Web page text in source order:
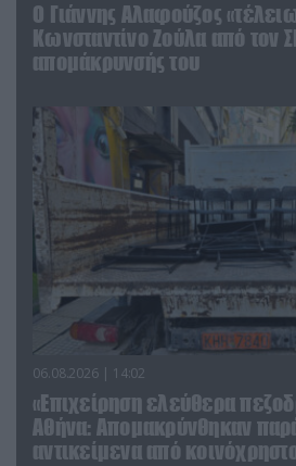
Ο Γιάννης Αλαφούζος
Κωνσταντίνο Ζούλα από τον
απομάκρυνσής του
06.08.2026 | 14:02
«Επιχείρηση ελεύθερα
Αθήνα: Απομακρύνθηκαν
αντικείμενα από